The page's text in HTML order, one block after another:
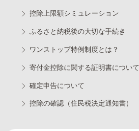
控除上限額シミュレーション
ふるさと納税後の大切な手続き
ワンストップ特例制度とは？
寄付金控除に関する証明書について
確定申告について
控除の確認（住民税決定通知書）